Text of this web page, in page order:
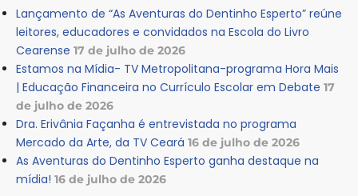
Lançamento de “As Aventuras do Dentinho Esperto” reúne
leitores, educadores e convidados na Escola do Livro
Cearense 17 de julho de 2026
Estamos na Mídia- TV Metropolitana-programa Hora Mais
| Educação Financeira no Currículo Escolar em Debate 17
de julho de 2026
Dra. Erivânia Façanha é entrevistada no programa
Mercado da Arte, da TV Ceará 16 de julho de 2026
As Aventuras do Dentinho Esperto ganha destaque na
mídia! 16 de julho de 2026